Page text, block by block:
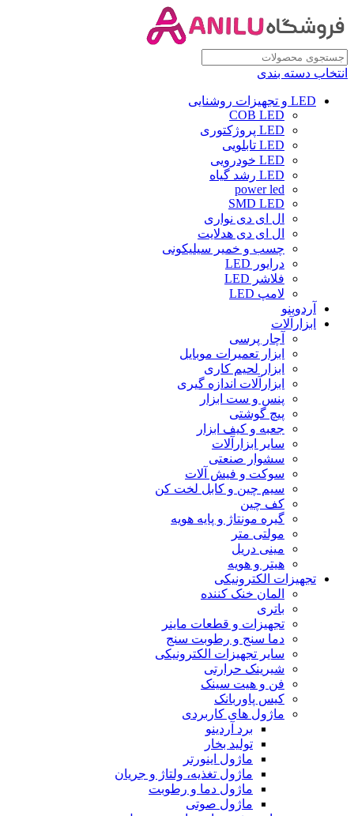
انتخاب دسته بندی
LED و تجهیزات روشنایی
COB LED
LED پروژکتوری
LED تابلویی
LED خودرویی
LED رشد گیاه
power led
SMD LED
ال ای دی نواری
ال ای دی هدلایت
چسب و خمیر سیلیکونی
درایور LED
فلاشر LED
لامپ LED
آردوینو
ابزارآلات
آچار پرسی
ابزار تعمیرات موبایل
ابزار لحیم کاری
ابزارآلات اندازه گیری
پنس و ست ابزار
پیچ گوشتی
جعبه و کیف ابزار
سایر ابزارآلات
سشوار صنعتی
سوکت و فیش آلات
سیم چین و کابل لخت کن
کف چین
گیره مونتاژ و پایه هویه
مولتی متر
مینی دریل
هیتر و هویه
تجهیزات الکترونیکی
المان خنک کننده
باتری
تجهیزات و قطعات ماینر
دما سنج و رطوبت سنج
سایر تجهیزات الکترونیکی
شیرینک حرارتی
فن و هیت سینک
کیس پاوربانک
ماژول های کاربردی
برد آردینو
تولید بخار
ماژول اینورتر
ماژول تغذیه، ولتاژ و جریان
ماژول دما و رطوبت
ماژول صوتی